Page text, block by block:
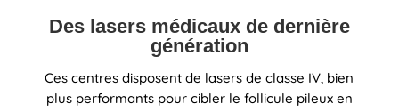
Des lasers médicaux de dernière
génération
Ces centres disposent de lasers de classe IV, bien
plus performants pour cibler le follicule pileux en